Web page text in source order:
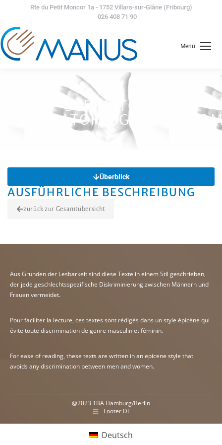
Rte du Petit Moncor 1a - 1752 Villars-sur-Glâne (Fribourg)
026 408 71 90
Menu
SUPINATOR-
/
Überblick
AUSFÜHRLICHE BESCHREIBUNG
zurück zur Gesamtübersicht
Aus Gründen der Lesbarkeit sind diese Texte in einem Stil geschrieben,
der jede geschlechtsspezifische Diskriminierung zwischen Männern und
Frauen vermeidet.
Pour faciliter la lecture, ces textes sont rédigés dans un style épicène qui
évite toute discrimination de genre masculin et féminin.
For ease of reading, these texts are written in an epicene style that
avoids any discrimination between men and women.
@2023 TBA Hamburg/Berlin
Footer DE
Deutsch